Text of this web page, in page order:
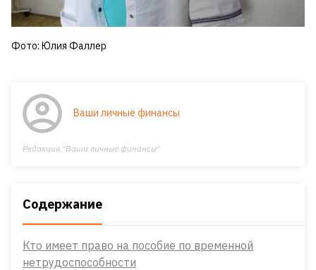
Фото: Юлия Фаллер
Ваши личные финансы
Редакция "Ваши личные финансы"
Содержание
Кто имеет право на пособие по временной
нетрудоспособности